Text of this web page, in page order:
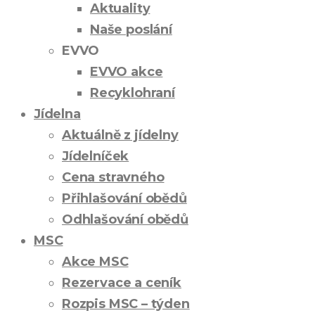
Aktuality
Naše poslání
EVVO
EVVO akce
Recyklohraní
Jídelna
Aktuálně z jídelny
Jídelníček
Cena stravného
Přihlašování obědů
Odhlašování obědů
MSC
Akce MSC
Rezervace a ceník
Rozpis MSC – týden